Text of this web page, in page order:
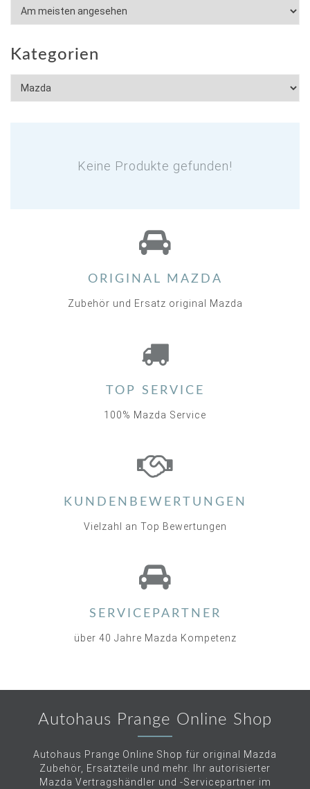
Kategorien
Keine Produkte gefunden!
ORIGINAL MAZDA
Zubehör und Ersatz original Mazda
TOP SERVICE
100% Mazda Service
KUNDENBEWERTUNGEN
Vielzahl an Top Bewertungen
SERVICEPARTNER
über 40 Jahre Mazda Kompetenz
Autohaus Prange Online Shop
Autohaus Prange Online Shop für original Mazda
Zubehör, Ersatzteile und mehr. Ihr autorisierter
Mazda Vertragshändler und -Servicepartner im